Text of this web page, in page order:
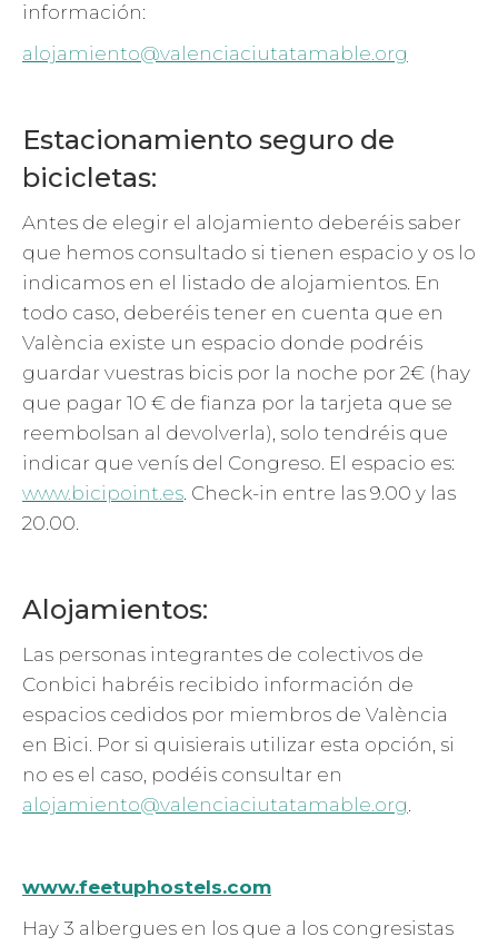
información:
alojamiento@valenciaciutatamable.org
Estacionamiento seguro de
bicicletas:
Antes de elegir el alojamiento deberéis saber
que hemos consultado si tienen espacio y os lo
indicamos en el listado de alojamientos. En
todo caso, deberéis tener en cuenta que en
València existe un espacio donde podréis
guardar vuestras bicis por la noche por 2€ (hay
que pagar 10 € de fianza por la tarjeta que se
reembolsan al devolverla), solo tendréis que
indicar que venís del Congreso. El espacio es:
www.bicipoint.es. Check-in entre las 9.00 y las
20.00.
Alojamientos:
Las personas integrantes de colectivos de
Conbici habréis recibido información de
espacios cedidos por miembros de València
en Bici. Por si quisierais utilizar esta opción, si
no es el caso, podéis consultar en
alojamiento@valenciaciutatamable.org.
www.feetuphostels.com
Hay 3 albergues en los que a los congresistas